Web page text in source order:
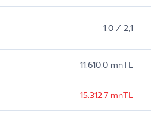
1,0 / 2,1
11.610,0 mnTL
15.312,7 mnTL